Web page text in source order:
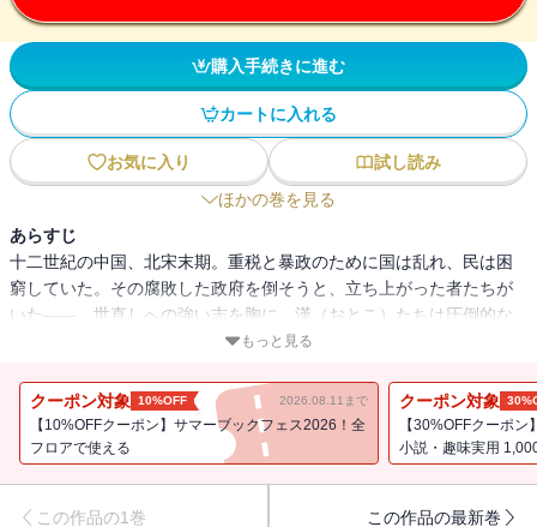
購入手続きに進む
カートに入れる
お気に入り
試し読み
ほかの巻を見る
あらすじ
十二世紀の中国、北宋末期。重税と暴政のために国は乱れ、民は困
窮していた。その腐敗した政府を倒そうと、立ち上がった者たちが
いた――。世直しへの強い志を胸に、漢（おとこ）たちは圧倒的な
官軍に挑んでいく。地位を捨て、愛する者を失い、そして自らの命
開ける。第九回司馬遼太郎賞を受賞した世紀の傑作、待望の電子書
籍版配信開始。
もっと見る
クーポン対象 10%OFF 2026.08.11まで
【10%OFFクーポン】サマーブックフェス2026！全
フロアで使える
クーポン対象
【30%OFFクーポ
小説・趣味実用
この作品の1巻 この作品の最新巻